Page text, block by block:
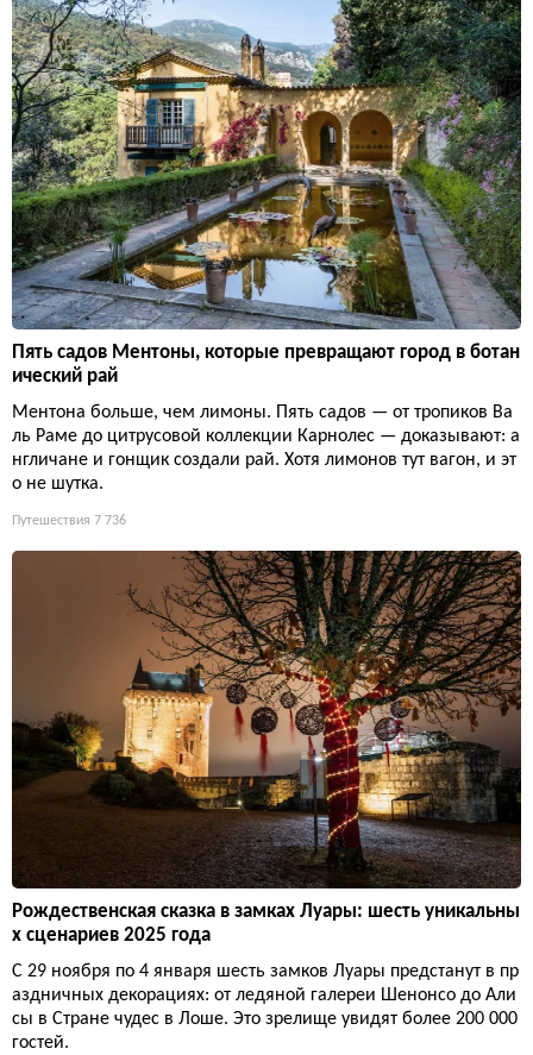
Пять садов Ментоны, которые превращают город в ботан
ический рай
Ментона больше, чем лимоны. Пять садов — от тропиков Ва
ль Раме до цитрусовой коллекции Карнолес — доказывают: а
нгличане и гонщик создали рай. Хотя лимонов тут вагон, и эт
о не шутка.
Путешествия 7 736
Рождественская сказка в замках Луары: шесть уникальны
х сценариев 2025 года
С 29 ноября по 4 января шесть замков Луары предстанут в пр
аздничных декорациях: от ледяной галереи Шенонсо до Али
сы в Стране чудес в Лоше. Это зрелище увидят более 200 000
гостей.